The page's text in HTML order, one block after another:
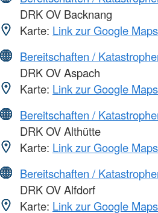
DRK OV Backnang
Karte: Link zur Google
Bereitschaften /
DRK OV Aspach
Karte: Link zur Google
Bereitschaften /
DRK OV Althütte
Karte: Link zur Google
Bereitschaften /
DRK OV Alfdorf
Karte: Link zur Google